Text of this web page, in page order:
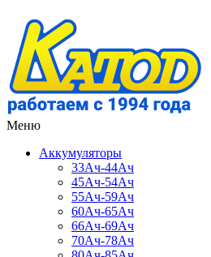
Меню
Аккумуляторы
33Ач-44Ач
45Ач-54Ач
55Ач-59Ач
60Ач-65Ач
66Ач-69Ач
70Ач-78Ач